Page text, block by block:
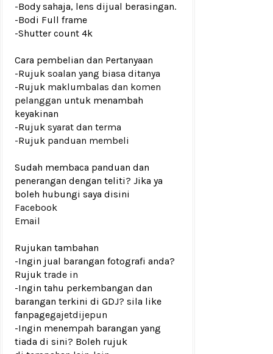
-Body sahaja, lens dijual berasingan.
-Bodi Full frame
-Shutter count 4k
Cara pembelian dan Pertanyaan
-Rujuk soalan yang biasa ditanya
-Rujuk maklumbalas dan komen
pelanggan untuk menambah
keyakinan
-Rujuk syarat dan terma
-Rujuk panduan membeli
Sudah membaca panduan dan
penerangan dengan teliti? Jika ya
boleh hubungi saya disini
Facebook
Email
Rujukan tambahan
-Ingin jual barangan fotografi anda?
Rujuk trade in
-Ingin tahu perkembangan dan
barangan terkini di GDJ? sila like
fanpagegajetdijepun
-Ingin menempah barangan yang
tiada di sini? Boleh rujuk